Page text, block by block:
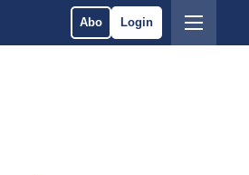
Abo Login